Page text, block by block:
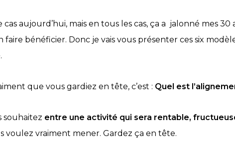
cas aujourd’hui, mais en tous les cas, ça a jalonné mes
faire bénéficier. Donc je vais vous présenter ces six
.
que vous gardiez en tête, c’est : Quel est
souhaitez entre une activité qui sera rentable,
voulez vraiment mener. Gardez ça en tête.